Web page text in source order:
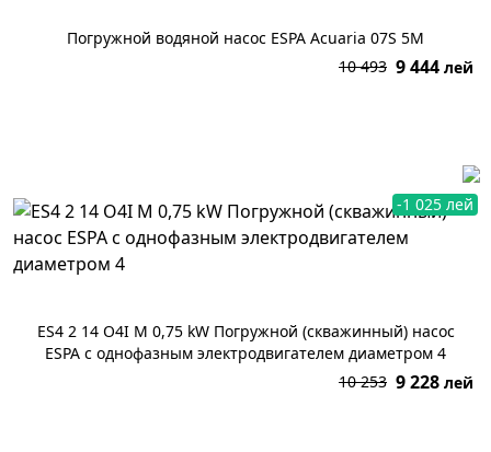
Погружной водяной насос ESPA Acuaria 07S 5M
10 493 9 444 лей
-1 025 лей
ES4 2 14 O4I M 0,75 kW Погружной (скважинный) насос
ESPA с однофазным электродвигателем диаметром 4
10 253 9 228 лей